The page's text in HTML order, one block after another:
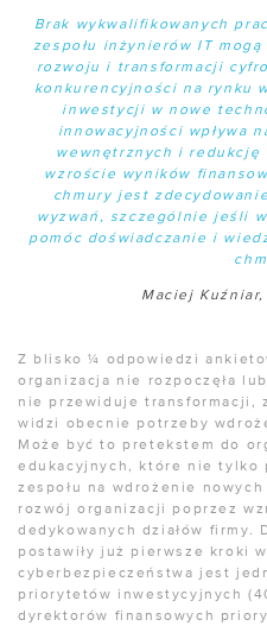
Brak wykwalifikowanych
zespołu inżynierów IT
rozwoju i transformacji
konkurencyjności na rynku
inwestycji w nowe
innowacyjności wpływa
wewnętrznych i redukcję
wzroście wyników
chmury jest
wyzwań, szczególnie jeśli
pomóc doświadczanie i
Maciej Kuźniar,
Z blisko ¼ odpowiedzi
organizacja nie rozpoczęła
nie przewiduje transformacji,
widzi obecnie potrzeby
Może być to pretekstem do
edukacyjnych, które nie tylko
zespołu na wdrożenie
rozwój organizacji poprzez
dedykowanych działów firmy.
postawiły już pierwsze kroki
cyberbezpieczeństwa jest
priorytetów inwestycyjnych
dyrektorów finansowych